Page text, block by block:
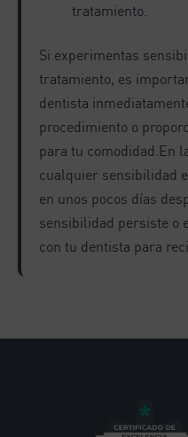
tratamiento.
Si experimentas
tratamiento, es
dentista
procedimiento o
para tu comodidad.En
cualquier sensibilidad
en unos pocos días
sensibilidad persiste o
con tu dentista para